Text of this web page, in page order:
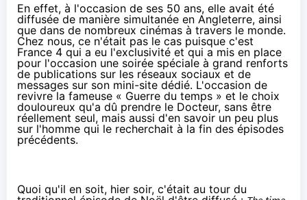
En effet, à l'occasion de ses 50 ans, elle avait été
diffusée de manière simultanée en Angleterre, ainsi
que dans de nombreux cinémas à travers le monde.
Chez nous, ce n'était pas le cas puisque c'est
France 4 qui a eu l'exclusivité et qui a mis en place
pour l'occasion une soirée spéciale à grand renforts
de publications sur les réseaux sociaux et de
messages sur son mini-site dédié. L'occasion de
revivre la fameuse « Guerre du temps » et le choix
douloureux qu'a dû prendre le Docteur, sans être
réellement seul, mais aussi d'en savoir un peu plus
sur l'homme qui le recherchait à la fin des épisodes
précédents.
Quoi qu'il en soit, hier soir, c'était au tour du